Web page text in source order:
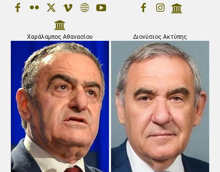
Χαράλαμπος Αθανασίου Διονύσιος Ακτύπης